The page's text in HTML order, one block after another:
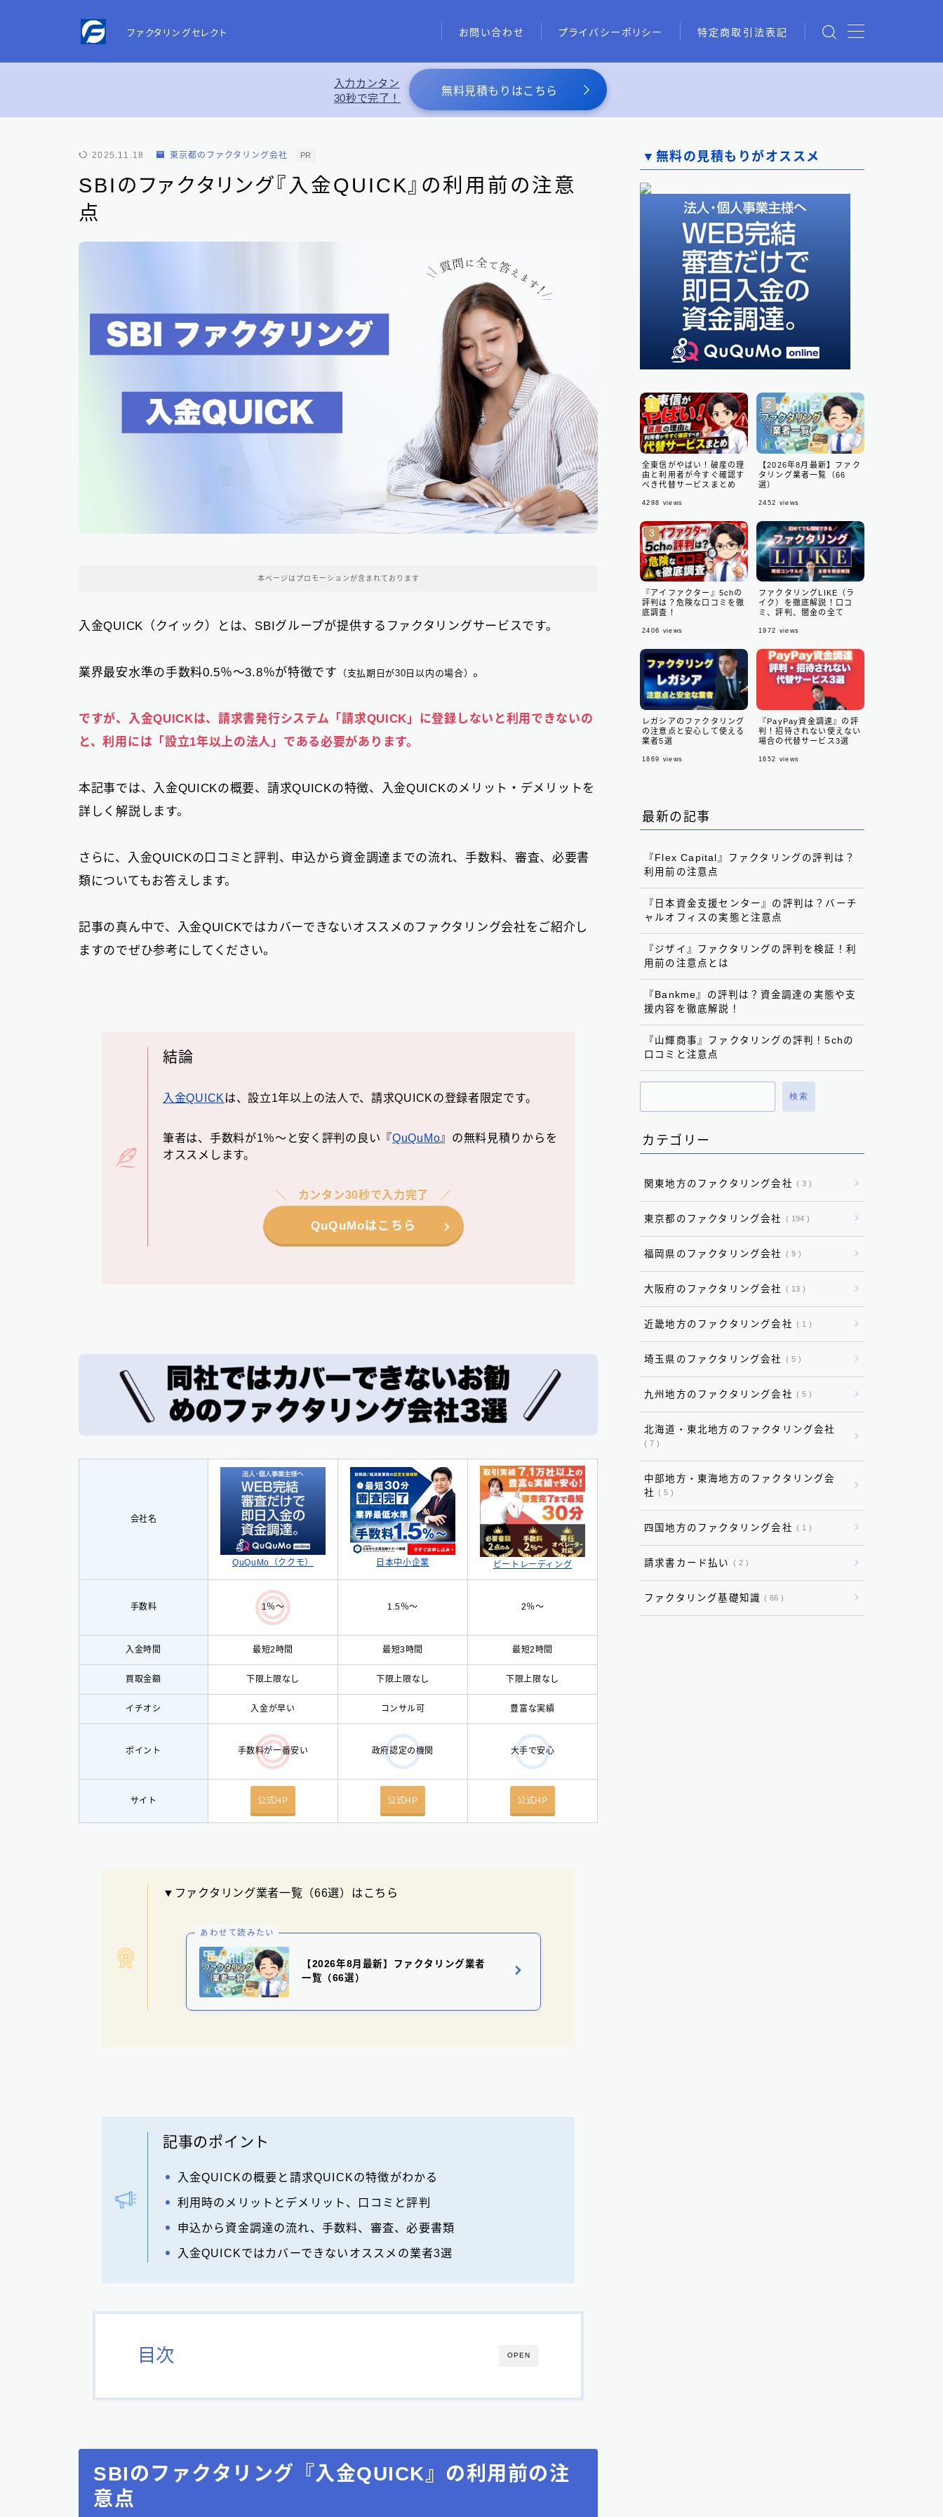
ファクタリングセレクト お問い合わせ プライバシーポリシー 特定商取引法表記
プライバシーポリシー
あわせて読みたい
近畿地方のファクタリング会社
大阪府のファクタリング会社 13
九州地方のファクタリング会社 10
福岡県のファクタリング会社 9
北海道・東北地方のファクタリング会社 7
中部地方・東海地方のファクタリング会社 5
四国地方のファクタリング会社 1
請求書カード払い
入力カンタン
30秒で完了！
無料見積もりはこちら
2025.11.18 東京都のファクタリング会社 PR
SBIのファクタリング『入金QUICK』の利用前の注意
点
本ページはプロモーションが含まれております
入金QUICK（クイック）とは、SBIグループが提供するファクタリングサービスです。
業界最安水準の手数料0.5％～3.8％が特徴です （支払期日が30日以内の場合）。
ですが、入金QUICKは、請求書発行システム「請求QUICK」に登録しないと利用できないの
と、利用には「設立1年以上の法人」である必要があります。
本記事では、入金QUICKの概要、請求QUICKの特徴、入金QUICKのメリット・デメリットを
詳しく解説します。
さらに、入金QUICKの口コミと評判、申込から資金調達までの流れ、手数料、審査、必要書
類についてもお答えします。
記事の真ん中で、入金QUICKではカバーできないオススメのファクタリング会社をご紹介し
ますのでぜひ参考にしてください。
結論
入金QUICKは、設立1年以上の法人で、請求QUICKの登録者限定です。
筆者は、手数料が1％～と安く評判の良い『QuQuMo』の無料見積りからを
オススメします。
カンタン30秒で入力完了
QuQuMoはこちら
会社名
QuQuMo（ククモ） 日本中小企業 ビートレーディング
手数料 1％〜 1.5％〜 2％〜
入金時間 最短2時間 最短3時間 最短2時間
買取金額 下限上限なし 下限上限なし 下限上限なし
イチオシ 入金が早い コンサル可 豊富な実績
ポイント 手数料が一番安い 政府認定の機関 大手で安心
サイト 公式HP 公式HP 公式HP
▼ファクタリング業者一覧（66選）はこちら
あわせて読みたい
【2026年8月最新】ファクタリング業者
一覧（66選）
記事のポイント
入金QUICKの概要と請求QUICKの特徴がわかる
利用時のメリットとデメリット、口コミと評判
申込から資金調達の流れ、手数料、審査、必要書類
入金QUICKではカバーできないオススメの業者3選
OPEN
目次
SBIのファクタリング『入金QUICK』の利用前の注
意点
▼ 無料の見積もりがオススメ
全東信がやばい！破産の理
由と利用者が今すぐ確認す
べき代替サービスまとめ
4298 views
【2026年8月最新】ファク
タリング業者一覧（66
選）
2452 views
『アイファクター』5chの
評判は？危険な口コミを徹
底調査！
2406 views
ファクタリングLIKE（ラ
イク）を徹底解説！口コ
ミ、評判、闇金の全て
1972 views
レガシアのファクタリング
の注意点と安心して使える
業者5選
1869 views
『PayPay資金調達』の評
判！招待されない使えない
場合の代替サービス3選
1652 views
最新の記事
『Flex Capital』ファクタリングの評判は？
利用前の注意点
『日本資金支援センター』の評判は？バーチ
ャルオフィスの実態と注意点
『ジザイ』ファクタリングの評判を検証！利
用前の注意点とは
『Bankme』の評判は？資金調達の実態や支
援内容を徹底解説！
『山輝商事』ファクタリングの評判！5chの
口コミと注意点
検索
カテゴリー
関東地方のファクタリング会社 3
東京都のファクタリング会社 194
福岡県のファクタリング会社 9
大阪府のファクタリング会社 13
近畿地方のファクタリング会社 1
埼玉県のファクタリング会社 5
九州地方のファクタリング会社 5
北海道・東北地方のファクタリング会社
7
中部地方・東海地方のファクタリング会
社
5
四国地方のファクタリング会社 1
請求書カード払い 2
ファクタリング基礎知識 66